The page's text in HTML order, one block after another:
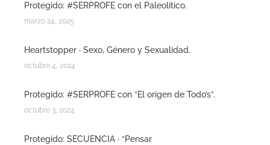
Protegido: #SERPROFE con el Paleolítico.
marzo 24, 2025
Heartstopper · Sexo, Género y Sexualidad.
octubre 4, 2024
Protegido: #SERPROFE con “El origen de Todo’s”.
octubre 3, 2024
Protegido: SECUENCIA · “Pensar